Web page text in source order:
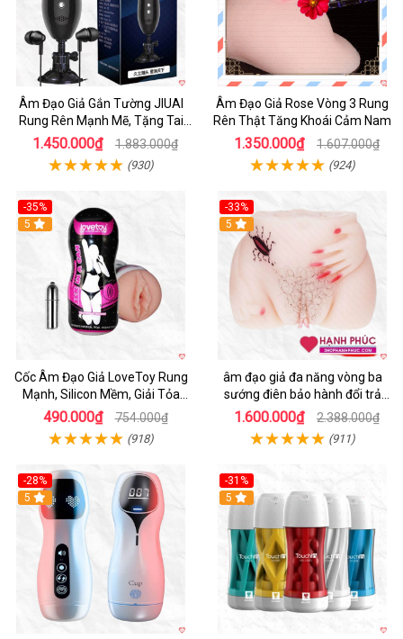
Âm Đạo Giả Gắn Tường JIUAI
Rung Rên Mạnh Mẽ, Tặng Tai
Nghe
1.450.000₫ 1.883.000₫
(930)
Âm Đạo Giả Rose Vòng 3 Rung
Rên Thật Tăng Khoái Cảm Nam
1.350.000₫ 1.607.000₫
(924)
-35%
5
Cốc Âm Đạo Giả LoveToy Rung
Mạnh, Silicon Mềm, Giải Tỏa
Sinh Lý
490.000₫ 754.000₫
(918)
-33%
5
âm đạo giả đa năng vòng ba
sướng điên bảo hành đổi trả
nhanh
1.600.000₫ 2.388.000₫
(911)
-28%
5
-31%
Hot
5